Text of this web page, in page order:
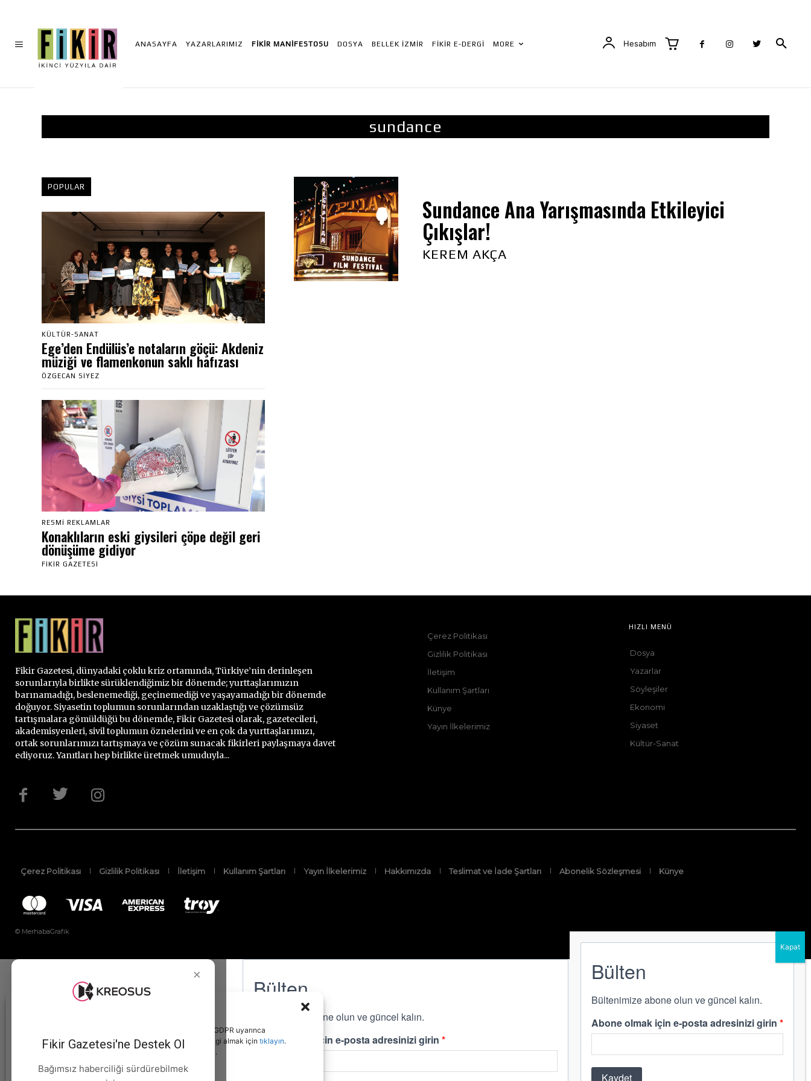
Bu site deneyimlerinizi kişiselleştirmek amacıyla KVKK ve GDPR uyarınca
çerez(cookie) kullanmaktadır. Bu konu hakkında detaylı bilgi almak için tıklayın.
Sitemizi kullanarak, çerezleri kullanmamızı kabul edersiniz.
ANASAYFA YAZARLARIMIZ FİKİR MANIFESTOSU DOSYA BELLEK İZMIR FİKİR E-DERGI MORE Hesabım
sundance
POPULAR
KÜLTÜR-SANAT
Ege’den Endülüs’e notaların göçü: Akdeniz
müziği ve flamenkonun saklı hafızası
ÖZGECAN SIYEZ
RESMI REKLAMLAR
Konaklıların eski giysileri çöpe değil geri
dönüşüme gidiyor
FIKIR GAZETESI
Sundance Ana Yarışmasında Etkileyici
Çıkışlar!
KEREM AKÇA
Fikir Gazetesi, dünyadaki çoklu kriz ortamında, Türkiye’nin derinleşen
sorunlarıyla birlikte sürüklendiğimiz bir dönemde; yurttaşlarımızın
barınamadığı, beslenemediği, geçinemediği ve yaşayamadığı bir dönemde
doğuyor. Siyasetin toplumun sorunlarından uzaklaştığı ve çözümsüz
tartışmalara gömüldüğü bu dönemde, Fikir Gazetesi olarak, gazetecileri,
akademisyenleri, sivil toplumun öznelerini ve en çok da yurttaşlarımızı,
ortak sorunlarımızı tartışmaya ve çözüm sunacak fikirleri paylaşmaya davet
ediyoruz. Yanıtları hep birlikte üretmek umuduyla...
Çerez Politikası
Gizlilik Politikası
İletişim
Kullanım Şartları
Künye
Yayın İlkelerimiz
HIZLI MENÜ
Dosya
Yazarlar
Söyleşiler
Ekonomi
Siyaset
Kültür-Sanat
Çerez Politikası Gizlilik Politikası İletişim Kullanım Şartları Yayın İlkelerimiz Hakkımızda Teslimat ve İade Şartları Abonelik Sözleşmesi Künye
© MerhabaGrafik
×
Fikir Gazetesi'ne Destek Ol
Bağımsız haberciliği sürdürebilmek